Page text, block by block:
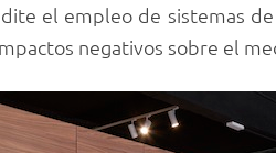
el empleo de sistemas
negativos sobre el